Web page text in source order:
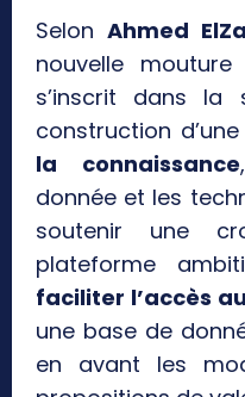
Selon Ahmed
nouvelle mouture
s’inscrit dans la
construction d’une
la connaissance
donnée et les
soutenir une
plateforme
faciliter l’accès
une base de
en avant les